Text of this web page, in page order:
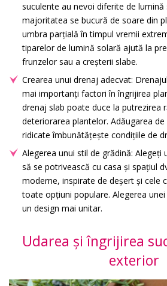
suculente au nevoi diferite de lumină
majoritatea se bucură de soare din
umbra parțială în timpul vremii
tiparelor de lumină solară ajută la
frunzelor sau a creșterii slabe.
Crearea unui drenaj adecvat:
mai importanți factori în îngrijirea
drenaj slab poate duce la putrezirea
deteriorarea plantelor. Adăugarea
ridicate îmbunătățește condițiile de
Alegerea unui stil de grădină: Alegeți
să se potrivească cu casa și spațiul
moderne, inspirate de deșert și cele
toate opțiuni populare. Alegerea
un design mai unitar.
Udarea și îngrijirea
exterior